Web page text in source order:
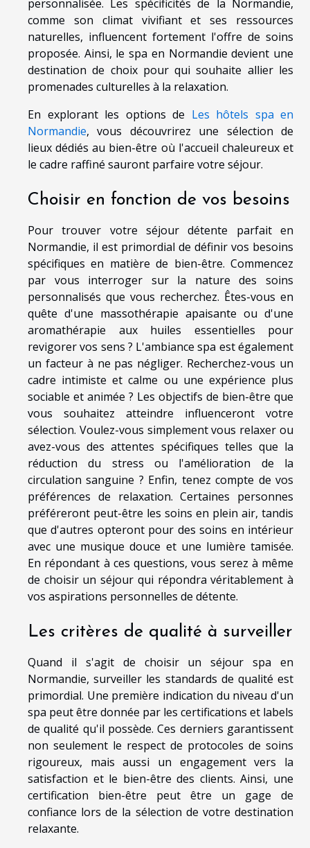
personnalisée. Les spécificités de la Normandie,
comme son climat vivifiant et ses ressources
naturelles, influencent fortement l'offre de soins
proposée. Ainsi, le spa en Normandie devient une
destination de choix pour qui souhaite allier les
promenades culturelles à la relaxation.
En explorant les options de Les hôtels spa en
Normandie, vous découvrirez une sélection de
lieux dédiés au bien-être où l'accueil chaleureux et
le cadre raffiné sauront parfaire votre séjour.
Choisir en fonction de vos besoins
Pour trouver votre séjour détente parfait en
Normandie, il est primordial de définir vos besoins
spécifiques en matière de bien-être. Commencez
par vous interroger sur la nature des soins
personnalisés que vous recherchez. Êtes-vous en
quête d'une massothérapie apaisante ou d'une
aromathérapie aux huiles essentielles pour
revigorer vos sens ? L'ambiance spa est également
un facteur à ne pas négliger. Recherchez-vous un
cadre intimiste et calme ou une expérience plus
sociable et animée ? Les objectifs de bien-être que
vous souhaitez atteindre influenceront votre
sélection. Voulez-vous simplement vous relaxer ou
avez-vous des attentes spécifiques telles que la
réduction du stress ou l'amélioration de la
circulation sanguine ? Enfin, tenez compte de vos
préférences de relaxation. Certaines personnes
préféreront peut-être les soins en plein air, tandis
que d'autres opteront pour des soins en intérieur
avec une musique douce et une lumière tamisée.
En répondant à ces questions, vous serez à même
de choisir un séjour qui répondra véritablement à
vos aspirations personnelles de détente.
Les critères de qualité à surveiller
Quand il s'agit de choisir un séjour spa en
Normandie, surveiller les standards de qualité est
primordial. Une première indication du niveau d'un
spa peut être donnée par les certifications et labels
de qualité qu'il possède. Ces derniers garantissent
non seulement le respect de protocoles de soins
rigoureux, mais aussi un engagement vers la
satisfaction et le bien-être des clients. Ainsi, une
certification bien-être peut être un gage de
confiance lors de la sélection de votre destination
relaxante.